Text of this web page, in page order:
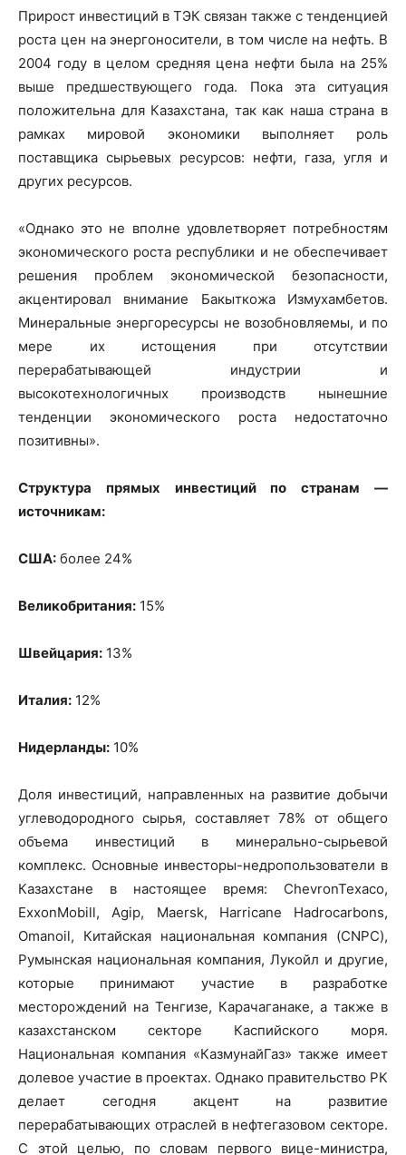
Прирост инвестиций в ТЭК связан также с тенденцией
роста цен на энергоносители, в том числе на нефть. В
2004 году в целом средняя цена нефти была на 25%
выше предшествующего года. Пока эта ситуация
положительна для Казахстана, так как наша страна в
рамках мировой экономики выполняет роль
поставщика сырьевых ресурсов: нефти, газа, угля и
других ресурсов.
«Однако это не вполне удовлетворяет потребностям
экономического роста республики и не обеспечивает
решения проблем экономической безопасности,
акцентировал внимание Бакыткожа Измухамбетов.
Минеральные энергоресурсы не возобновляемы, и по
мере их истощения при отсутствии
перерабатывающей индустрии и
высокотехнологичных производств нынешние
тенденции экономического роста недостаточно
позитивны».
Структура прямых инвестиций по странам —
источникам:
США: более 24%
Великобритания: 15%
Швейцария: 13%
Италия: 12%
Нидерланды: 10%
Доля инвестиций, направленных на развитие добычи
углеводородного сырья, составляет 78% от общего
объема инвестиций в минерально-сырьевой
комплекс. Основные инвесторы-недропользователи в
Казахстане в настоящее время: ChevronTexaco,
ExxonMobill, Agip, Maersk, Harricane Hadrocarbons,
Omanoil, Китайская национальная компания (CNPC),
Румынская национальная компания, Лукойл и другие,
которые принимают участие в разработке
месторождений на Тенгизе, Карачаганаке, а также в
казахстанском секторе Каспийского моря.
Национальная компания «КазмунайГаз» также имеет
долевое участие в проектах. Однако правительство РК
делает сегодня акцент на развитие
перерабатывающих отраслей в нефтегазовом секторе.
С этой целью, по словам первого вице-министра,